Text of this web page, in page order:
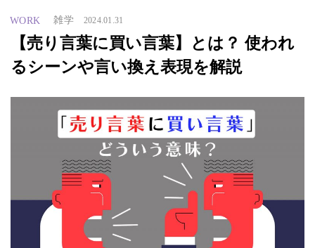
WORK 雑学 2024.01.31
【売り言葉に買い言葉】とは？ 使われ
るシーンや言い換え表現を解説